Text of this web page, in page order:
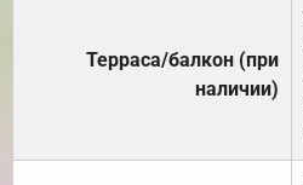
Терраса/балкон (при
наличии)